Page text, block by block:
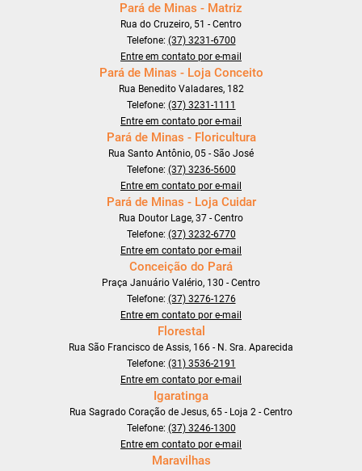
Pará de Minas - Matriz
Rua do Cruzeiro, 51 - Centro
Telefone: (37) 3231-6700
Entre em contato por e-mail
Pará de Minas - Loja Conceito
Rua Benedito Valadares, 182
Telefone: (37) 3231-1111
Entre em contato por e-mail
Pará de Minas - Floricultura
Rua Santo Antônio, 05 - São José
Telefone: (37) 3236-5600
Entre em contato por e-mail
Pará de Minas - Loja Cuidar
Rua Doutor Lage, 37 - Centro
Telefone: (37) 3232-6770
Entre em contato por e-mail
Conceição do Pará
Praça Januário Valério, 130 - Centro
Telefone: (37) 3276-1276
Entre em contato por e-mail
Florestal
Rua São Francisco de Assis, 166 - N. Sra. Aparecida
Telefone: (31) 3536-2191
Entre em contato por e-mail
Igaratinga
Rua Sagrado Coração de Jesus, 65 - Loja 2 - Centro
Telefone: (37) 3246-1300
Entre em contato por e-mail
Maravilhas